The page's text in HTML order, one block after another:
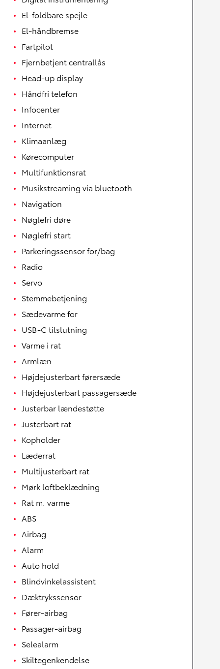
El-foldbare spejle
El-håndbremse
Fartpilot
Fjernbetjent centrallås
Head-up display
Håndfri telefon
Infocenter
Internet
Klimaanlæg
Kørecomputer
Multifunktionsrat
Musikstreaming via bluetooth
Navigation
Nøglefri døre
Nøglefri start
Parkeringssensor for/bag
Radio
Servo
Stemmebetjening
Sædevarme for
USB-C tilslutning
Varme i rat
Armlæn
Højdejusterbart førersæde
Højdejusterbart passagersæde
Justerbar lændestøtte
Justerbart rat
Kopholder
Læderrat
Multijusterbart rat
Mørk loftbeklædning
Rat m. varme
ABS
Airbag
Alarm
Auto hold
Blindvinkelassistent
Dæktrykssensor
Fører-airbag
Passager-airbag
Selealarm
Skiltegenkendelse